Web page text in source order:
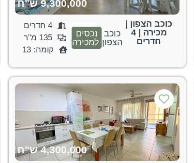
9,300,000 ש"ח
כוכב הצפון |
מכירה | 4
חדרים
כוכב
הצפון
נכסים
למכירה
4 חדרים
135 מ"ר
קומה: 13
4,300,000 ש"ח